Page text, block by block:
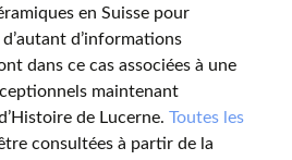
en Suisse pour
d’informations
dans ce cas associées à une
maintenant
de Lucerne. Toutes les
consultées à partir de la